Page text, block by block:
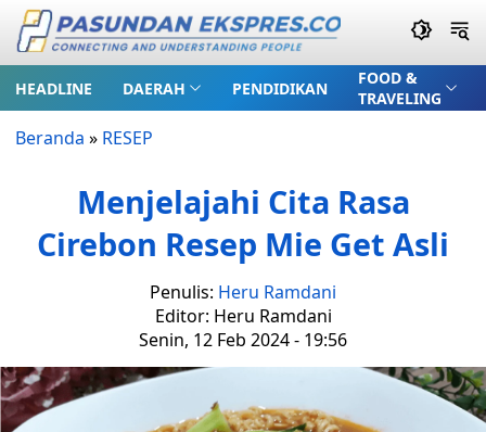
HEADLINE DAERAH PENDIDIKAN
FOOD &
TRAVELING
Beranda » RESEP
Menjelajahi Cita Rasa
Cirebon Resep Mie Get Asli
Penulis: Heru Ramdani
Editor: Heru Ramdani
Senin, 12 Feb 2024 - 19:56